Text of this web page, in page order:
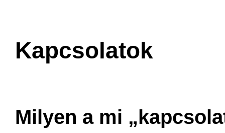
Kapcsolatok
Milyen a mi